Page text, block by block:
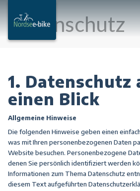
Datenschutz
1. Datenschutz
einen Blick
Allgemeine Hinweise
Die folgenden Hinweise geben einen
was mit Ihren personenbezogenen Daten
Website besuchen. Personenbezogene
denen Sie persönlich identifiziert werden
Informationen zum Thema Datenschutz
diesem Text aufgeführten